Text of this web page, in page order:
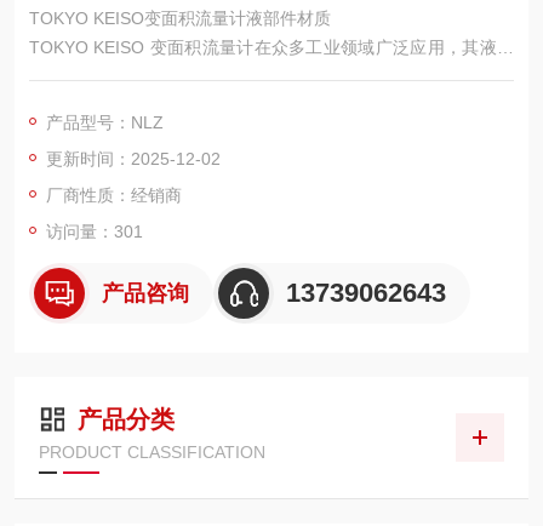
TOKYO KEISO变面积流量计液部件材质
TOKYO KEISO 变面积流量计在众多工业领域广泛应用，其液部
件材质多样，以适配不同的测量需求。​
素钢，能应对一般工况；SUS304、SUS316、SUS316L 这些不
锈钢材质，具有良好的耐腐蚀性，适用于有一定腐蚀风险的流体
环境。此外，还有陶瓷衬里、氟树脂衬里、PVC 衬里、玻璃衬
产品型号：NLZ
更新时间：2025-12-02
厂商性质：经销商
访问量：301
产品咨询 13739062643
产品分类
PRODUCT CLASSIFICATION